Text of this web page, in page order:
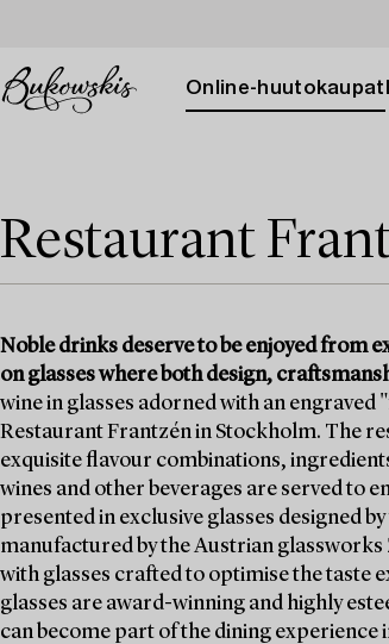
Online-huutokaupat
Restaurant
Noble drinks deserve to be enjoyed from
on glasses where both design,
wine in glasses adorned with an
Restaurant Frantzén in Stockholm. The
exquisite flavour combinations,
wines and other beverages are served to
presented in exclusive glasses designed
manufactured by the Austrian
with glasses crafted to optimise the taste
glasses are award-winning and highly
can become part of the dining experience